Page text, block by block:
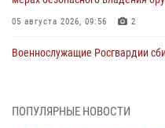
05 августа 2026, 09:56 2
Военнослужащие Росгвардии
ПОПУЛЯРНЫЕ НОВОСТИ